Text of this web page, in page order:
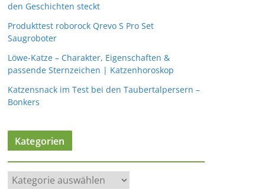
den Geschichten steckt
Produkttest roborock Qrevo S Pro Set
Saugroboter
Löwe-Katze – Charakter, Eigenschaften &
passende Sternzeichen | Katzenhoroskop
Katzensnack im Test bei den Taubertalpersern –
Bonkers
Kategorien